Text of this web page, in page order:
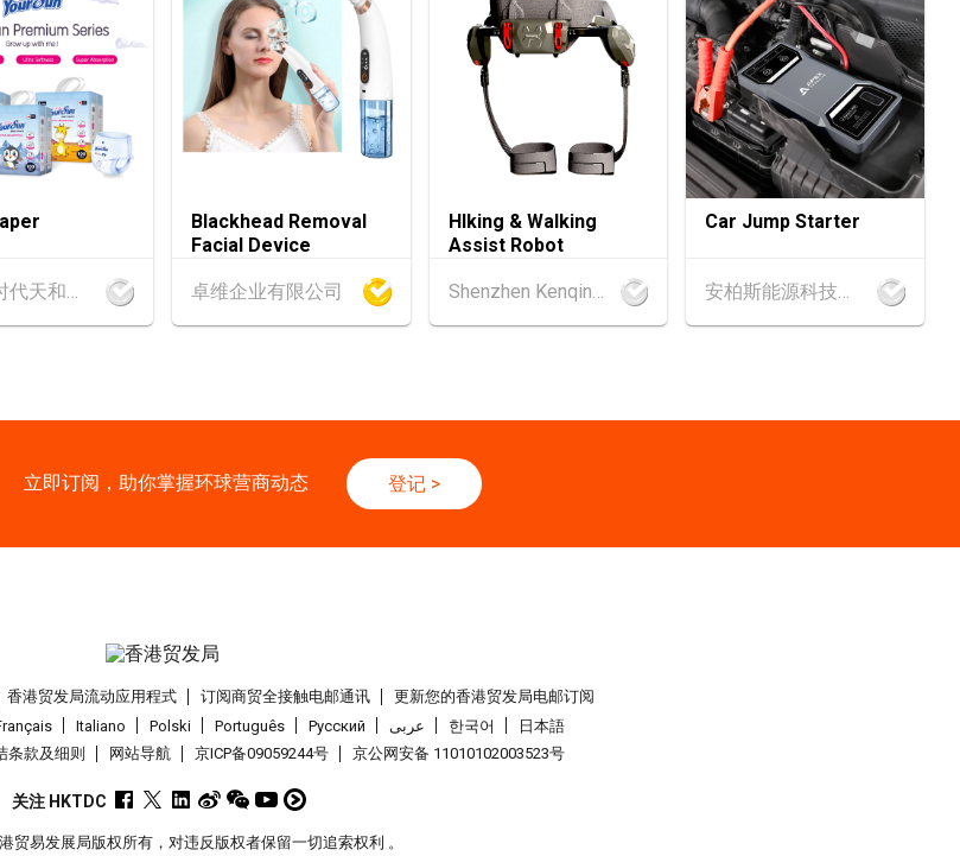
13-17
AUG
香港
13.08.2026 - 17.08.2026
香港贸发局美与健生活博览 2026 (香港会议展览中心)
13-15
AUG
香港
13.08.2026 - 15.08.2026
香港贸发局美食商贸博览 2026 (香港会议展览中心)
AUG
香港贸发局香港国际茶展 2026 (香港会议展览中心)
13-17
香港
13.08.2026 - 17.08.2026
26
香港
26.08.2026
「中小企资援组」网络研讨会系列︰AI「资」持・中小企出海攻略 -【一人公司×A
SEP
香港贸发局香港钟表展 2026 (香港会议展览中心)
SEP
香港国际时尚汇展 2026 (香港会议展览中心)
福建省时代天和实业有限公司
Blackhead Removal
Facial Device
卓维企业有限公司
HIking & Walking
Assist Robot
Shenzhen Kenqing Technology Co., Ltd.
Car Jump Starter
安柏斯能源科技有限公司
立即订阅，助你掌握环球营商动态 登记>
香港贸发局流动应用程式 订阅商贸全接触电邮通讯
更新您的香港贸发局电邮订阅
Italiano Polski Português Pусский عربى 한국어
日本語
条款及细则 网站导航 京ICP备09059244号 京公网安备 11010102003523号
关注 HKTDC
贸易发展局版权所有，对违反版权者保留一切追索权利 。